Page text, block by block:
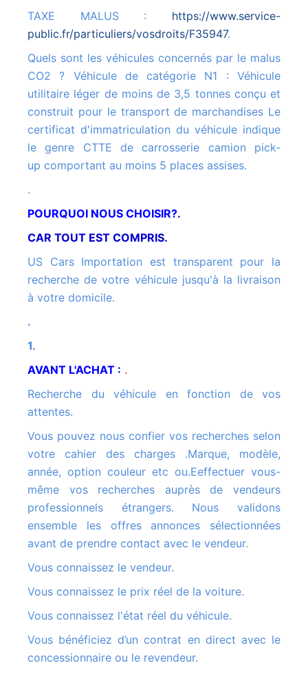
TAXE MALUS : https://www.service-
public.fr/particuliers/vosdroits/F35947.
Quels sont les véhicules concernés par le malus
CO2 ? Véhicule de catégorie N1 : Véhicule
utilitaire léger de moins de 3,5 tonnes conçu et
construit pour le transport de marchandises Le
certificat d'immatriculation du véhicule indique
le genre CTTE de carrosserie camion pick-
up comportant au moins 5 places assises.
.
POURQUOI NOUS CHOISIR?.
CAR TOUT EST COMPRIS.
US Cars Importation est transparent pour la
recherche de votre véhicule jusqu'à la livraison
à votre domicile.
.
1.
AVANT L'ACHAT : .
Recherche du véhicule en fonction de vos
attentes.
Vous pouvez nous confier vos recherches selon
votre cahier des charges .Marque, modèle,
année, option couleur etc ou.Eeffectuer vous-
même vos recherches auprès de vendeurs
professionnels étrangers. Nous validons
ensemble les offres annonces sélectionnées
avant de prendre contact avec le vendeur.
Vous connaissez le vendeur.
Vous connaissez le prix réel de la voiture.
Vous connaissez l'état réel du véhicule.
Vous bénéficiez d’un contrat en direct avec le
concessionnaire ou le revendeur.